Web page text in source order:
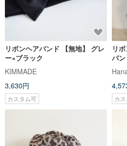
リボンヘアバンド 【無地】 グレ
ー×ブラック
KIMMADE
3,630円
カスタム可
リ
バ
広
ン
フ
カ